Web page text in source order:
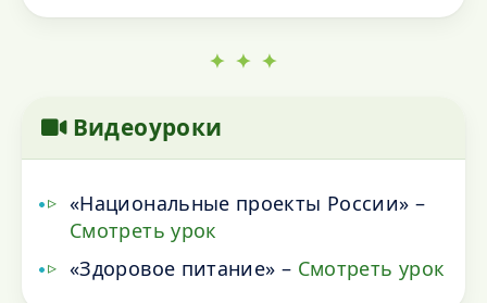
✦ ✦ ✦
Видеоуроки
«Национальные проекты России» –
Смотреть урок
«Здоровое питание» – Смотреть урок